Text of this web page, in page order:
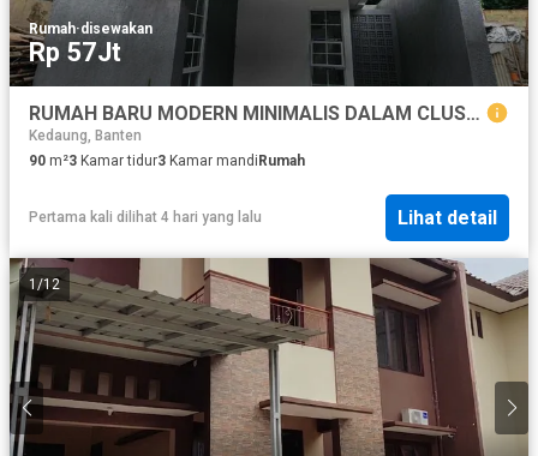
Rumah·disewakan
Rp 57Jt
RUMAH BARU MODERN MINIMALIS DALAM CLUSTER CINERE
Kedaung, Banten
90 m²3 Kamar tidur3 Kamar mandi Rumah
Pertama kali dilihat 4 hari yang lalu Lihat detail
1 /12